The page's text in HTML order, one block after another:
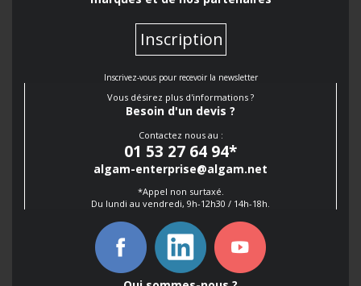
Inscription
Inscrivez-vous pour recevoir la newsletter
Vous désirez plus d'informations ?
Besoin d'un devis ?
Contactez nous au :
01 53 27 64 94*
algam-enterprise@algam.net
*Appel non surtaxé.
Du lundi au vendredi, 9h-12h30 / 14h-18h.